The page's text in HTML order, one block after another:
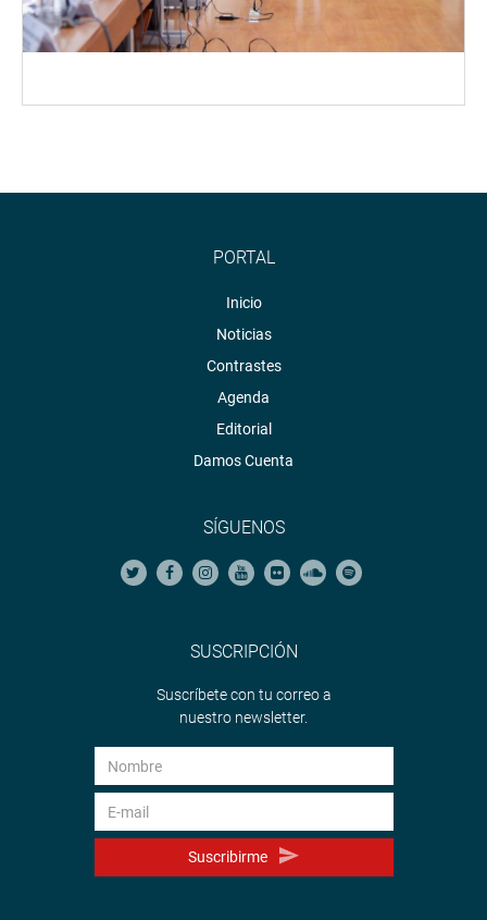
PORTAL
Inicio
Noticias
Contrastes
Agenda
Editorial
Damos Cuenta
SÍGUENOS
SUSCRIPCIÓN
Suscríbete con tu correo a
nuestro newsletter.
Suscribirme